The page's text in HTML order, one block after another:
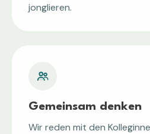
jonglieren.
Gemeinsam denken
Wir reden mit den